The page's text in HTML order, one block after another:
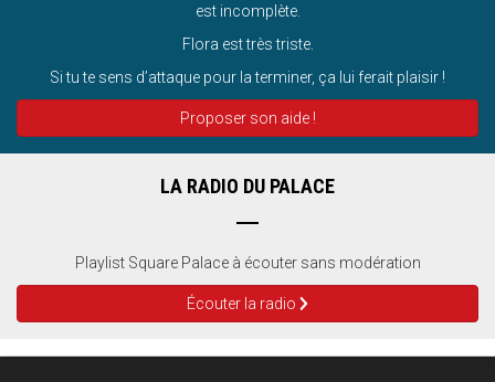
est incomplète.
Flora est très triste.
Si tu te sens d’attaque pour la terminer, ça lui ferait plaisir !
Proposer son aide !
LA RADIO DU PALACE
Playlist Square Palace à écouter sans modération
Écouter la radio